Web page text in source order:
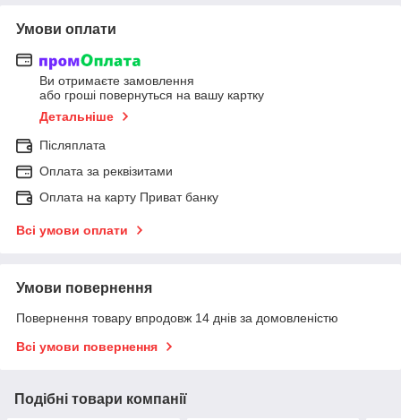
Умови оплати
Ви отримаєте замовлення
або гроші повернуться на вашу картку
Детальніше
Післяплата
Оплата за реквізитами
Оплата на карту Приват банку
Всі умови оплати
Умови повернення
Повернення товару впродовж 14 днів за домовленістю
Всі умови повернення
Подібні товари компанії